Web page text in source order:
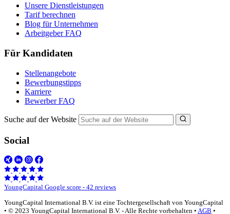
Unsere Dienstleistungen
Tarif berechnen
Blog für Unternehmen
Arbeitgeber FAQ
Für Kandidaten
Stellenangebote
Bewerbungstipps
Karriere
Bewerber FAQ
Suche auf der Website
Social
YoungCapital Google score - 42 reviews
YoungCapital International B.V. ist eine Tochtergesellschaft von YoungCapital
• © 2023 YoungCapital International B.V. - Alle Rechte vorbehalten • AGB •